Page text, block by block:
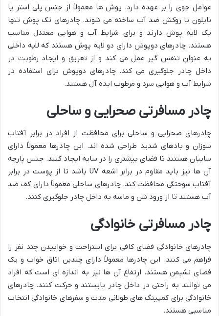
عوامل جوی را بر عهده دارد. پوش ها معمولاً از جنس پلی استر یا
نایلون با روکش ضد آب ساخته می شوند. چادرهای تک پوش تنها
یک لایه پوش دارند و برای شرایط آب و هوایی معتدل مناسب
هستند. چادرهای دوپوش دارای دو لایه پوش هستند که لایه داخلی
به عنوان تنفس گیر عمل می کند و از تعریق و ایجاد رطوبت در
داخل چادر جلوگیری می کند. چادرهای دوپوش برای استفاده در
شرایط آب و هوایی سرد و مرطوب ایده آل هستند.
چادر مسافرتی صحرایی و ساحلی
چادرهای صحرایی و ساحلی برای محافظت از افراد در برابر آفتاب
سوزان و بادهای شدید طراحی شده اند. این چادرها معمولاً دارای
سایبان هستند تا فضای بیشتری را در سایه ایجاد کنند. جنس پارچه
آن ها نیز باید مقاوم در برابر اشعه UV باشد تا از پوست در برابر
آفتاب سوختگی محافظت کند. چادرهای ساحلی معمولاً دارای کف ضد
آب هستند تا از ورود شن و ماسه به داخل چادر جلوگیری کنند.
چادر مسافرتی خانوادگی
چادرهای خانوادگی فضای کافی برای استراحت و خوابیدن چند نفر را
فراهم می کنند. این چادرها معمولاً دارای چندین اتاق خواب و یک
فضای نشیمن هستند. ارتفاع آن ها نیز به اندازه ای است که افراد
می توانند به راحتی در داخل چادر بایستند و حرکت کنند. چادرهای
خانوادگی برای کمپینگ های طولانی مدت و سفرهای خانوادگی انتخاب
مناسبی هستند.